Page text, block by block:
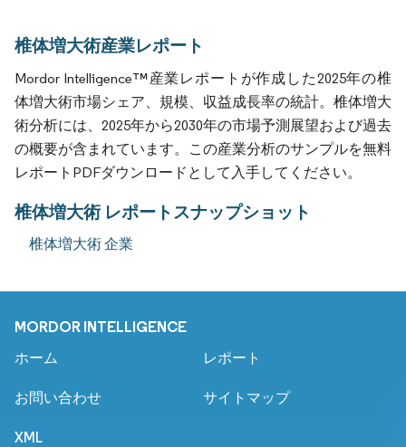
椎体増大術産業レポート
Mordor Intelligence™産業レポートが作成した2025年の椎
体増大術市場シェア、規模、収益成長率の統計。椎体増大
術分析には、2025年から2030年の市場予測展望および過去
の概要が含まれています。この産業分析のサンプルを無料
レポートPDFダウンロードとして入手してください。
椎体増大術 レポートスナップショット
椎体増大術 企業
MORDOR INTELLIGENCE
ホーム レポート
お問い合わせ サイトマップ
XML